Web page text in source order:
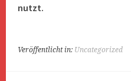
nutzt.
Veröffentlicht in: Uncategorized